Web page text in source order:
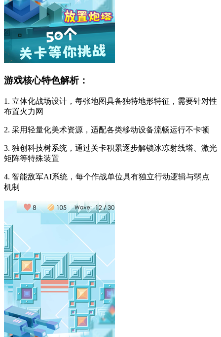
游戏核心特色解析：
1. 立体化战场设计，每张地图具备独特地形特征，需要针对性
布置火力网
2. 采用轻量化美术资源，适配各类移动设备流畅运行不卡顿
3. 独创科技树系统，通过关卡积累逐步解锁冰冻射线塔、激光
矩阵等特殊装置
4. 智能敌军AI系统，每个作战单位具有独立行动逻辑与弱点
机制